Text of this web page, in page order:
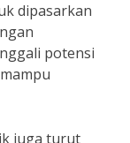
dipasarkan
potensi
juga turut